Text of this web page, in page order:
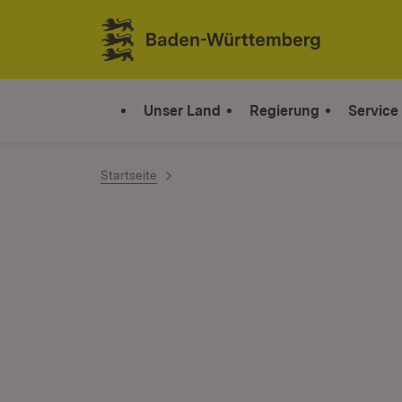
Zum Inhalt springen
Link zur Startseite
Unser Land Regierung Service
Startseite